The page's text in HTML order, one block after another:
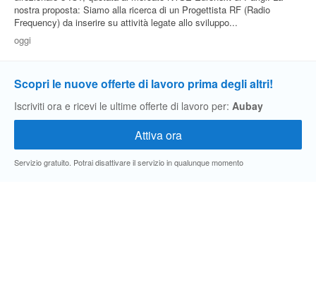
nostra proposta: Siamo alla ricerca di un Progettista RF (Radio
Frequency) da inserire su attività legate allo sviluppo...
oggi
Scopri le nuove offerte di lavoro prima degli altri!
Iscriviti ora e ricevi le ultime offerte di lavoro per: Aubay
Servizio gratuito. Potrai disattivare il servizio in qualunque momento